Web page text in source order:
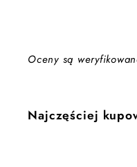
Oceny są
Najczęściej